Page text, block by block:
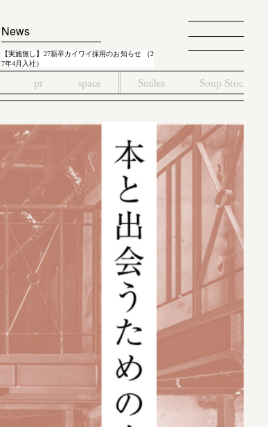
News
【実施無し】27新卒カイワイ採用のお知らせ （2
7年4月入社）
pr space Smiles Soup Stock